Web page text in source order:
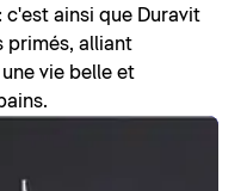
c'est ainsi que Duravit
primés, alliant
vie belle et